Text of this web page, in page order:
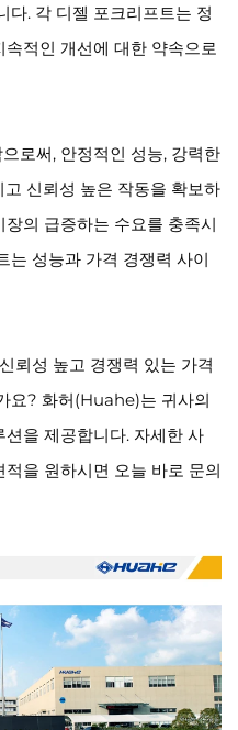
다. 각 디젤 포크리프트는 정
적인 개선에 대한 약속으로
로써, 안정적인 성능, 강력한
신뢰성 높은 작동을 확보하
의 급증하는 수요를 충족시
는 성능과 가격 경쟁력 사이
뢰성 높고 경쟁력 있는 가격
요? 화허(Huahe)는 귀사의
을 제공합니다. 자세한 사
을 원하시면 오늘 바로 문의